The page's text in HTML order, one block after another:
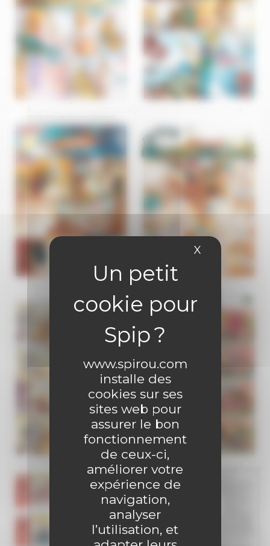
www.spirou.com
installe des
cookies sur ses
sites web pour
assurer le bon
fonctionnement
de ceux-ci,
améliorer votre
expérience de
navigation,
analyser
l’utilisation, et
X Masquer le